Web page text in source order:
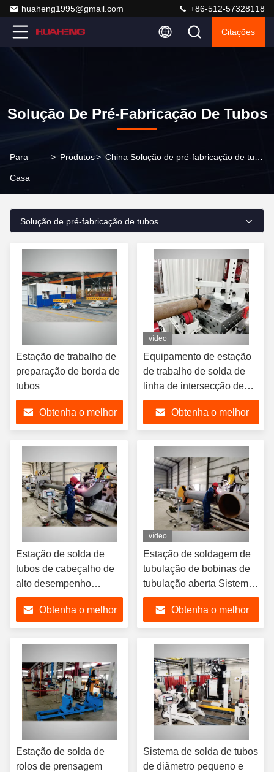
huaheng1995@gmail.com +86-512-57328118
Citações
Solução De Pré-Fabricação De Tubos
Para
Casa
> Produtos>
Solução de pré-fabricação de tubos
Estação de trabalho de
preparação de borda de
tubos
Obtenha o melhor
vídeo
Equipamento de estação
de trabalho de solda de
linha de intersecção de
robôs de contentores TIG
MAG Obtenha o melhor
Estação de solda de
tubos de cabeçalho de
alto desempenho
Sistema de solda de
tubosObtenha o melhor
vídeo
Estação de soldagem de
tubulação de bobinas de
tubulação aberta Sistema
de soldagem de tubulação
de alta eficiência
Obtenha o melhor
Estação de solda de
rolos de prensagem
Sistema de solda de tubos
de diâmetro pequeno e